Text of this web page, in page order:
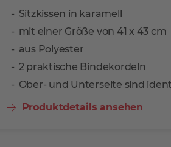
Sitzkissen in karamell
mit einer Größe von 41 x 43 cm
aus Polyester
2 praktische Bindekordeln
Ober- und Unterseite sind
Produktdetails ansehen